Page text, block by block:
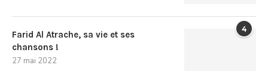
4
Farid Al Atrache, sa vie et ses
chansons !
27 mai 2022